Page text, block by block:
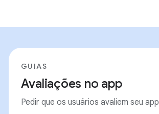
GUIAS
Avaliações no app
Pedir que os usuários avaliem seu app